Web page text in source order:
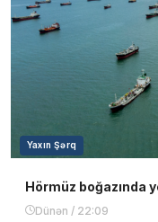
Yaxın Şərq
Hörmüz boğazında
Dünən / 22:09